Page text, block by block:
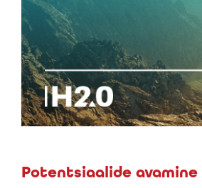
Potentsiaalide avamine